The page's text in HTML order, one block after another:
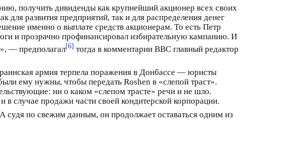
получить дивиденды как крупнейший акционер всех своих
для развития предприятий, так и для распределения денег
именно о выплате средств акционерам. То есть Петр
и прозрачно профинансировал избирательную кампанию. И
— предполагал[6] тогда в комментарии ВВС главный редактор
армия терпела поражения в Донбассе — юристы
ему нужны, чтобы передать Roshen в «слепой траст».
ни о каком «слепом трасте» речи и не шло.
случае продажи части своей кондитерской корпорации.
по свежим данным, он продолжает оставаться одним из